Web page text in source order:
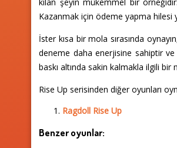
Kazanmak için ödeme yapma
İster kısa bir mola sırasında
deneme daha enerjisine sahiptir ve
baskı altında sakin kalmakla ilgili
Rise Up serisinden diğer oyunları
Ragdoll Rise Up
Benzer oyunlar: